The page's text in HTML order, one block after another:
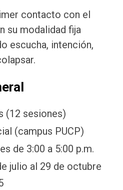
contacto con el
su modalidad fija
escucha, intención,
(12 sesiones)
(campus PUCP)
de 3:00 a 5:00 p.m.
julio al 29 de octubre